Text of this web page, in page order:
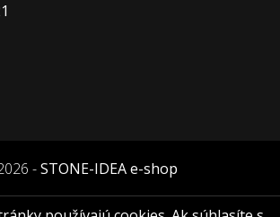
-STONE-IDEA e-shop